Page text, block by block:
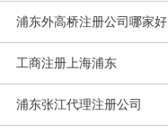
浦东外高桥注册公司哪家好
工商注册上海浦东
浦东张江代理注册公司